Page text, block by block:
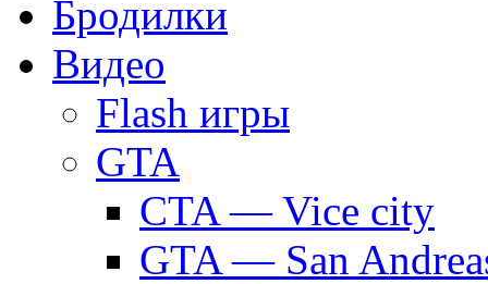
Бродилки
Видео
Flash игры
GTA
CTA — Vice city
GTA — San